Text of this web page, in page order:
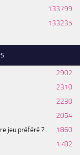
133799
133235
2902
2310
2230
2054
jeu préféré ?...
1860
1782